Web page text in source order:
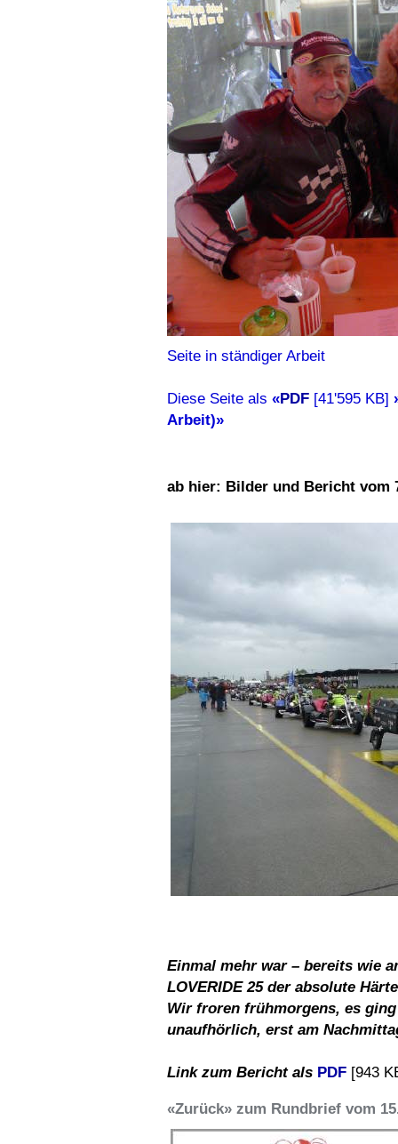
Seite in ständiger Arbeit
Diese Seite als «PDF [41'595 KB]
Arbeit)»
ab hier: Bilder und Bericht vom
Einmal mehr war – bereits wie
LOVERIDE 25 der absolute
Wir froren frühmorgens, es
unaufhörlich, erst am
Link zum Bericht als PDF [943
«Zurück» zum Rundbrief vom